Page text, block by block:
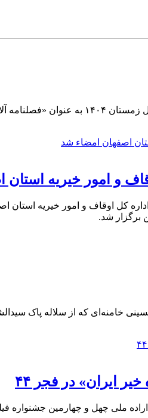
مراکز تابعه منتشر شد.
و امور خیریه
برگزار شد.
حسینی خامنه‌ای که از سلاله پاک
ایران» در فجر ۴۴
ملی چهل و چهارمین جشنواره